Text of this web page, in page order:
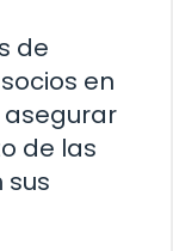
de
en
asegurar
de las